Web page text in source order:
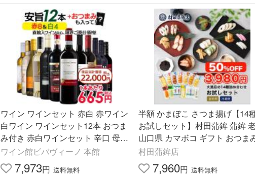
ワイン ワインセット 赤白 赤ワイン
白ワイン ワインセット12本 おつま
み付き 赤白ワインセット 辛口 母の
日 父の日 お中元 爆買
ワイン館ビバヴィーノ 本館
7,973円 送料無料
半額 かまぼこ さつま揚げ【14
お試しセット】村田蒲鉾 蒲鉾
山口県 カマボコ ギフト おつま
初節句 内祝い お祝い お返し お歳
暮
村田蒲鉾店
7,960円 送料無料